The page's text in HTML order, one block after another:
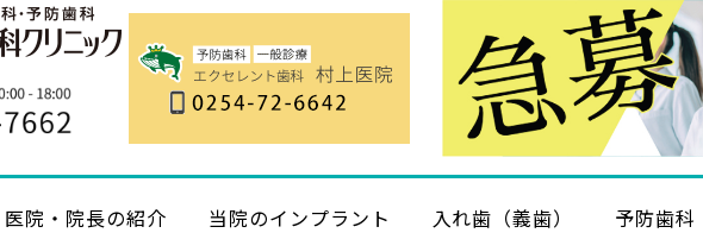
医院・院長の紹介 当院のインプラント 入れ歯（義歯） 予防歯科